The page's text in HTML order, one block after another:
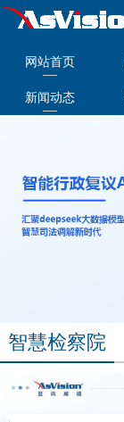
网站首页
新闻动态
智慧检察院